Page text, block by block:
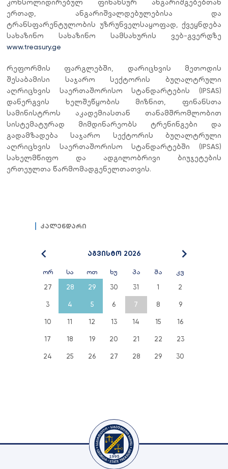
კალენდარი
აგვისტო 2026
ორ სა ოთ ხუ პა შა კვ
27 28 29 30 31 1 2
3 4 5 6 7 8 9
10 11 12 13 14 15 16
17 18 19 20 21 22 23
24 25 26 27 28 29 30
კონსოლიდირებულ ფინანსურ ანგარიშგებებთან
ერთად,
ანგარიშვალდებულებისა და
ტრანსფარენტულობის უზრუნველსაყოფად, ქვეყნდება
სახაზინო სახაზინო სამსახურის ვებ-გვერდზე
www.treasury.ge
რეფორმის ფარგლებში, დარიცხვის მეთოდის
შესაბამისი საჯარო სექტორის ბუღალტრული
აღრიცხვის საერთაშორისო სტანდარტების (IPSAS)
დანერგვის ხელშეწყობის მიზნით, ფინანსთა
სამინისტროს აკადემიასთან თანამშრომლობით
სისტემატურად
მიმდინარეობს ტრენინგები და
გადამზადება საჯარო სექტორის ბუღალტრული
აღრიცხვის საერთაშორისო სტანდარტებში (IPSAS)
სახელმწიფო
და ადგილობრივი ბიუჯეტების
ერთეულთა წარმომადგენელთათვის.